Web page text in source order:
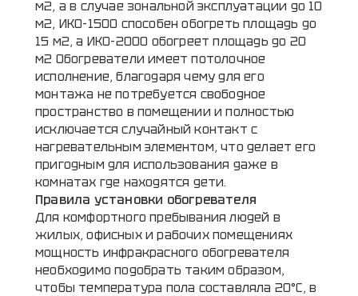
м2, а в случае зональной эксплуатации до 10
м2, ИКО-1500 способен обогреть площадь до
15 м2, а ИКО-2000 обогреет площадь до 20
м2 Обогреватели имеет потолочное
исполнение, благодаря чему для его
монтажа не потребуется свободное
пространство в помещении и полностью
исключается случайный контакт с
нагревательным элементом, что делает его
пригодным для использования даже в
комнатах где находятся дети.
Правила установки обогревателя
Для комфортного пребывания людей в
жилых, офисных и рабочих помещениях
мощность инфракрасного обогревателя
необходимо подобрать таким образом,
чтобы температура пола составляла 20°С, в